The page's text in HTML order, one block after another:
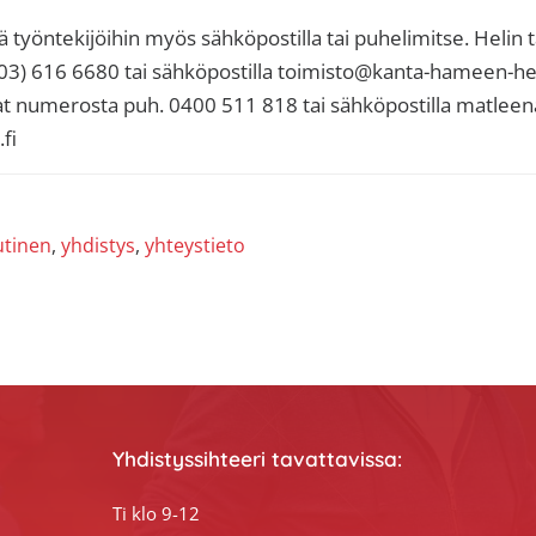
työntekijöihin myös sähköpostilla tai puhelimitse. Helin
616 6680 tai sähköpostilla toimisto@kanta-hameen-
numerosta puh. 0400 511 818 tai sähköpostilla
, yhdistys, yhteystieto
Yhdistyssihteeri tavattavissa:
Ti klo 9-12